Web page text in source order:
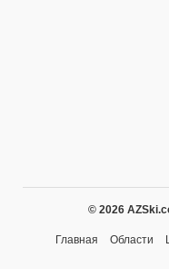
© 2026
Главная Области